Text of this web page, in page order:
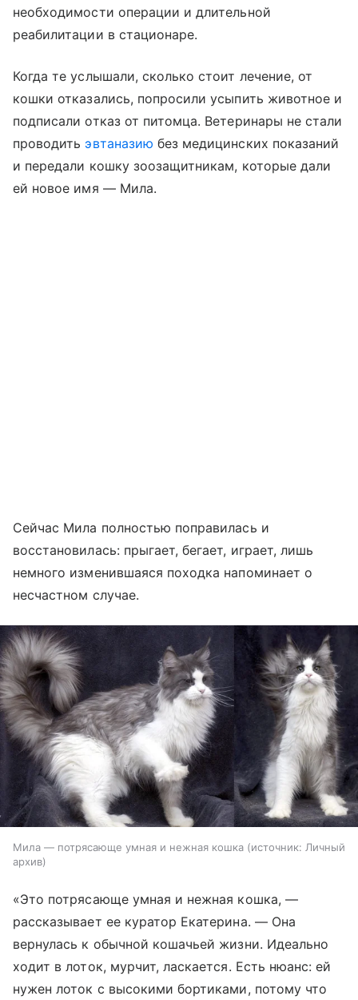
необходимости операции и длительной
реабилитации в стационаре.
Когда те услышали, сколько стоит лечение, от
кошки отказались, попросили усыпить животное и
подписали отказ от питомца. Ветеринары не стали
проводить эвтаназию без медицинских показаний
и передали кошку зоозащитникам, которые дали
ей новое имя — Мила.
Сейчас Мила полностью поправилась и
восстановилась: прыгает, бегает, играет, лишь
немного изменившаяся походка напоминает о
несчастном случае.
Мила — потрясающе умная и нежная кошка источник: Личный
архив
«Это потрясающе умная и нежная кошка, —
рассказывает ее куратор Екатерина. — Она
вернулась к обычной кошачьей жизни. Идеально
ходит в лоток, мурчит, ласкается. Есть нюанс: ей
нужен лоток с высокими бортиками, потому что